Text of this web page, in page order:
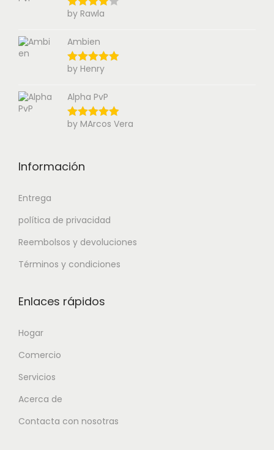
by Rawla
Ambien
by Henry
Alpha PvP
by MArcos Vera
Información
Entrega
política de privacidad
Reembolsos y devoluciones
Términos y condiciones
Enlaces rápidos
Hogar
Comercio
Servicios
Acerca de
Contacta con nosotras